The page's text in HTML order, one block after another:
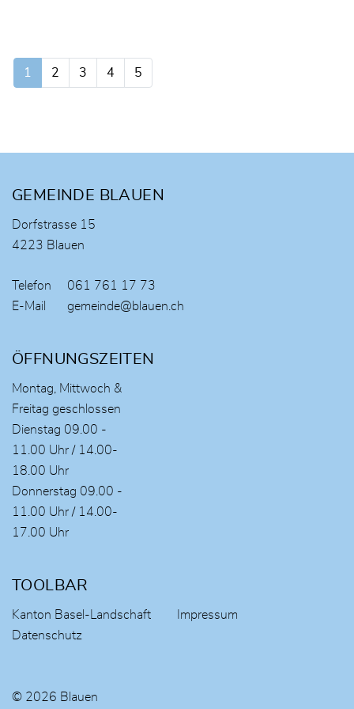
1 2 3 4 5
Fusszeile
GEMEINDE BLAUEN
Dorfstrasse 15
4223 Blauen
Telefon
061 761 17 73
E-Mail
gemeinde@blauen.ch
ÖFFNUNGSZEITEN
Montag, Mittwoch &
Freitag geschlossen
Dienstag 09.00 -
11.00 Uhr / 14.00-
18.00 Uhr
Donnerstag 09.00 -
11.00 Uhr / 14.00-
17.00 Uhr
TOOLBAR
Kanton Basel-Landschaft
Impressum
Datenschutz
© 2026 Blauen